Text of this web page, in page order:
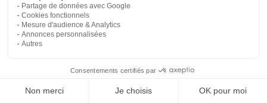
GUIDE D'ACHAT